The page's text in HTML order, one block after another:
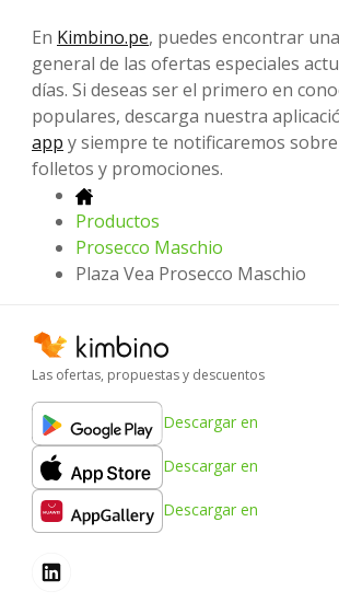
En Kimbino.pe, puedes encontrar
general de las ofertas especiales
días. Si deseas ser el primero en
populares, descarga nuestra
app y siempre te notificaremos
folletos y promociones.
Productos
Prosecco Maschio
Plaza Vea Prosecco Maschio
Las ofertas, propuestas y descuentos
Descargar en
Descargar en
Descargar en